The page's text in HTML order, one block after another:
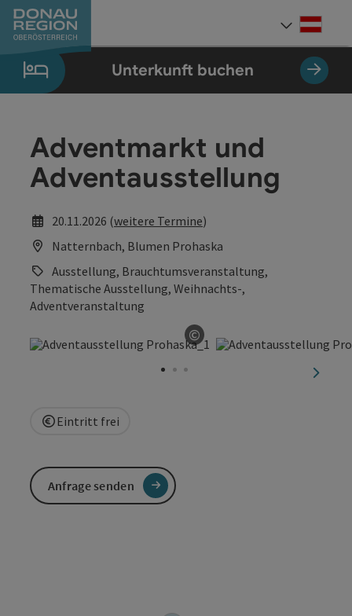
Zum Inhalt
Zur Navigation
Zum Seitenanfang
Zur Kontaktseite
Zum Impressum
Zur Startseite
Unterkunft buchen
Adventmarkt und
Adventausstellung
20.11.2026 (weitere Termine)
Natternbach, Blumen Prohaska
Ausstellung, Brauchtumsveranstaltung,
Thematische Ausstellung, Weihnachts-,
Adventveranstaltung
©
Copyright öffnen
Eintritt frei
Anfrage senden